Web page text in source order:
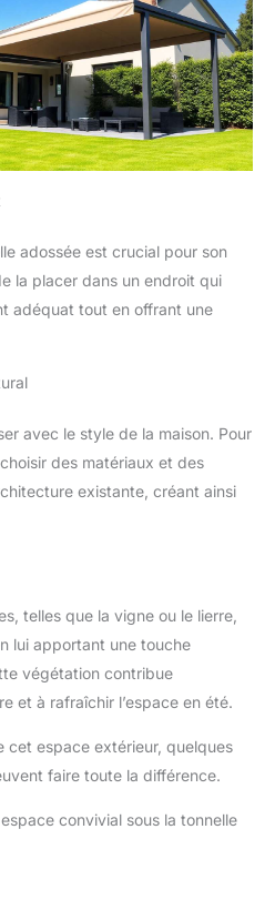
adossée est crucial pour son
la placer dans un endroit qui
adéquat tout en offrant une
avec le style de la maison. Pour
des matériaux et des
existante, créant ainsi
telles que la vigne ou le lierre,
lui apportant une touche
végétation contribue
et à rafraîchir l’espace en été.
cet espace extérieur, quelques
faire toute la différence.
convivial sous la tonnelle